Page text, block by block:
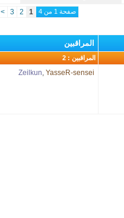
صفحة 1 من 4 1
2
3
>
المراقبين
المراقبين : 2
Zeilkun, YasseR-sensei